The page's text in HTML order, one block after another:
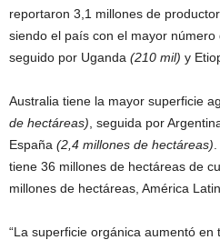
reportaron 3,1 millones de
siendo el país con el mayor número
seguido por Uganda (210 mil) y
Australia tiene la mayor superficie
de hectáreas) , seguida por
España (2,4 millones de hectáreas)
tiene 36 millones de hectáreas de
millones de hectáreas, América
“La superficie orgánica aumentó en